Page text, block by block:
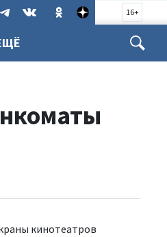
16+
кинотеатров